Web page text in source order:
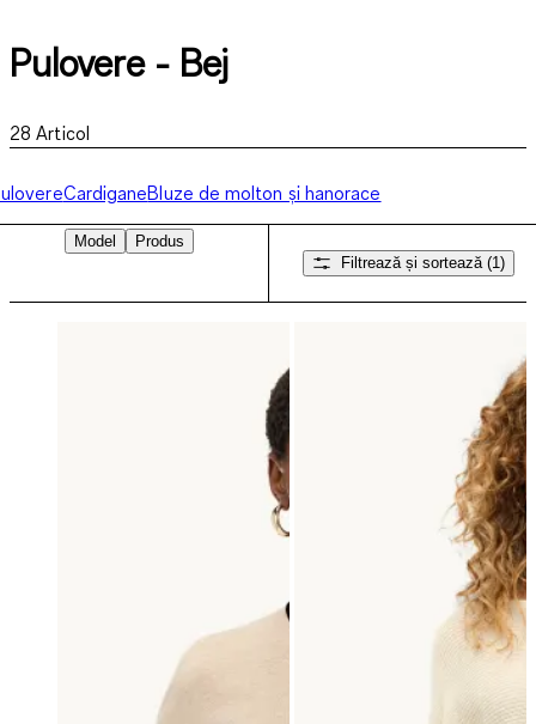
Pulovere - Bej
28 Articol
CardiganeBluze de molton și hanorace
Model
Produs
Filtrează și sortează (1)